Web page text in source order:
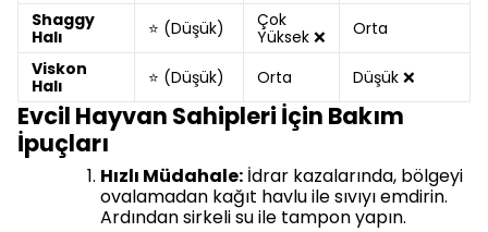
Shaggy
Halı
⭐ (Düşük)
Çok
Yüksek ❌
Orta
Viskon
Halı
⭐ (Düşük) Orta Düşük ❌
Evcil Hayvan Sahipleri İçin Bakım
İpuçları
Hızlı Müdahale: İdrar kazalarında, bölgeyi
ovalamadan kağıt havlu ile sıvıyı emdirin.
Ardından sirkeli su ile tampon yapın.